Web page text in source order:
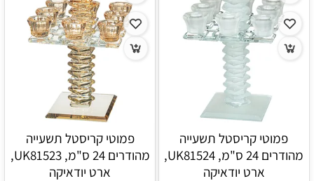
פמוטי קריסטל תשעייה
מהודרים 24 ס"מ, UK81524,
ארט יודאיקה
פמוטי קריסטל תשעייה
מהודרים 24 ס"מ, UK81523,
ארט יודאיקה